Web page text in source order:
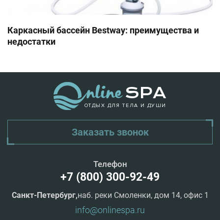
Каркасный бассейн Bestway: преимущества и
недостатки
ОТДЫХ ДЛЯ ТЕЛА И ДУШИ
Заказать звонок
Телефон
+7 (800) 300-92-49
Санкт-Петербург,наб. реки Смоленки, дом 14, офис 1
info@onlinespa.ru